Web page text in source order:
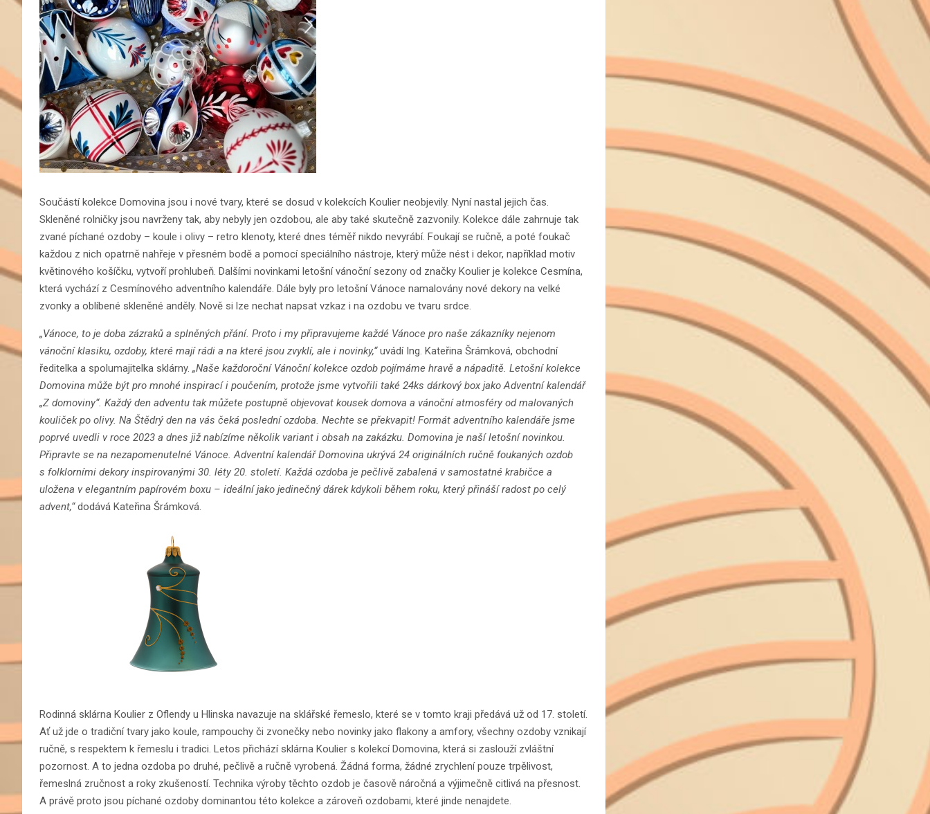
Součástí kolekce Domovina jsou i nové tvary, které se dosud v kolekcích Koulier neobjevily. Nyní nastal jejich čas.
Skleněné rolničky jsou navrženy tak, aby nebyly jen ozdobou, ale aby také skutečně zazvonily. Kolekce dále zahrnuje tak
zvané píchané ozdoby – koule i olivy – retro klenoty, které dnes téměř nikdo nevyrábí. Foukají se ručně, a poté foukač
každou z nich opatrně nahřeje v přesném bodě a pomocí speciálního nástroje, který může nést i dekor, například motiv
květinového košíčku, vytvoří prohlubeň. Dalšími novinkami letošní vánoční sezony od značky Koulier je kolekce Cesmína,
která vychází z Cesmínového adventního kalendáře. Dále byly pro letošní Vánoce namalovány nové dekory na velké
zvonky a oblíbené skleněné anděly. Nově si lze nechat napsat vzkaz i na ozdobu ve tvaru srdce.
„Vánoce, to je doba zázraků a splněných přání. Proto i my připravujeme každé Vánoce pro naše zákazníky nejenom
vánoční klasiku, ozdoby, které mají rádi a na které jsou zvyklí, ale i novinky,“uvádí Ing. Kateřina Šrámková, obchodní
ředitelka a spolumajitelka sklárny. „Naše každoroční Vánoční kolekce ozdob pojímáme hravě a nápaditě. Letošní kolekce
Domovina může být pro mnohé inspirací i poučením, protože jsme vytvořili také 24ks dárkový box jako Adventní kalendář
„Z domoviny“. Každý den adventu tak můžete postupně objevovat kousek domova a vánoční atmosféry od malovaných
kouliček po olivy. Na Štědrý den na vás čeká poslední ozdoba. Nechte se překvapit! Formát adventního kalendáře jsme
poprvé uvedli v roce 2023 a dnes již nabízíme několik variant i obsah na zakázku. Domovina je naší letošní novinkou.
Připravte se na nezapomenutelné Vánoce. Adventní kalendář Domovina ukrývá 24 originálních ručně foukaných ozdob
s folklorními dekory inspirovanými 30. léty 20. století. Každá ozdoba je pečlivě zabalená v samostatné krabičce a
uložena v elegantním papírovém boxu – ideální jako jedinečný dárek kdykoli během roku, který přináší radost po celý
advent,“dodává Kateřina Šrámková.
Rodinná sklárna Koulier z Oflendy u Hlinska navazuje na sklářské řemeslo, které se v tomto kraji předává už od 17. století.
Ať už jde o tradiční tvary jako koule, rampouchy či zvonečky nebo novinky jako flakony a amfory, všechny ozdoby vznikají
ručně, s respektem k řemeslu i tradici. Letos přichází sklárna Koulier s kolekcí Domovina, která si zaslouží zvláštní
pozornost. A to jedna ozdoba po druhé, pečlivě a ručně vyrobená. Žádná forma, žádné zrychlení pouze trpělivost,
řemeslná zručnost a roky zkušeností. Technika výroby těchto ozdob je časově náročná a výjimečně citlivá na přesnost.
A právě proto jsou píchané ozdoby dominantou této kolekce a zároveň ozdobami, které jinde nenajdete.